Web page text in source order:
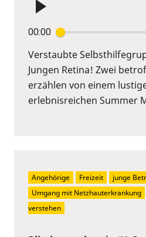
00:00
Verstaubte
Jungen Retina! Zwei
erzählen von einem
erlebnisreichen Summer
Angehörige Freizeit junge
Umgang mit Netzhauterkrankung
verstehen